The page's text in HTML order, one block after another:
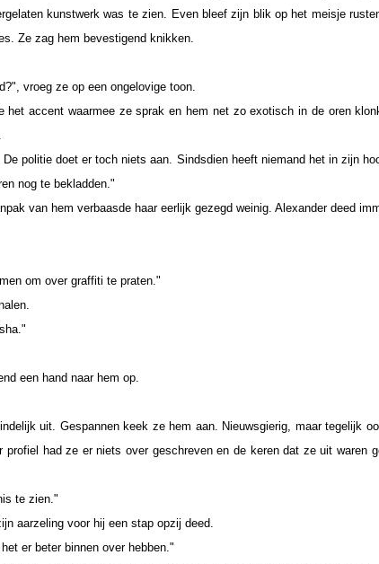
kunstwerk was te zien. Even bleef zijn blik op het meisje
Ze zag hem bevestigend knikken.
vroeg ze op een ongelovige toon.
het accent waarmee ze sprak en hem net zo exotisch in de oren
politie doet er toch niets aan. Sindsdien heeft niemand het in zijn
nog te bekladden."
van hem verbaasde haar eerlijk gezegd weinig. Alexander deed
om over graffiti te praten."
een hand naar hem op.
uit. Gespannen keek ze hem aan. Nieuwsgierig, maar tegelijk
profiel had ze er niets over geschreven en de keren dat ze uit waren
te zien."
aarzeling voor hij een stap opzij deed.
er beter binnen over hebben."